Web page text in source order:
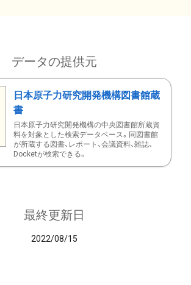
データの提供元
日本原子力研究開発機構図書館蔵
書
日本原子力研究開発機構の中央図書館所蔵資
料を対象とした検索データベース。同図書館
が所蔵する図書、レポート、会議資料、雑誌、
Docketが検索できる。
最終更新日
2022/08/15